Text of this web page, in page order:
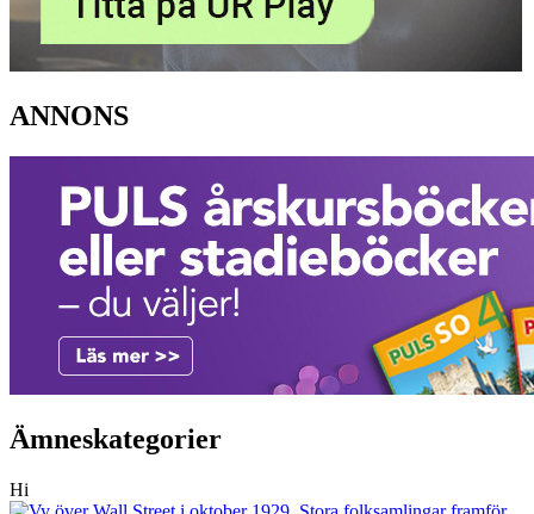
ANNONS
Ämneskategorier
Hi